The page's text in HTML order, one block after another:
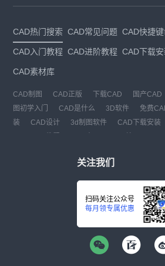
CAD热门搜索 CAD常见问题 CAD快捷
CAD入门教程 CAD进阶教程 CAD下载
CAD素材库
CAD制图 CAD正版 下载CAD 国产CAD
图初学入门
CAD是什么 3D软件 免费
装
CAD设计 3d制图软件 CAD下载安装
关注我们
扫码关注公众号
每月领专属优惠